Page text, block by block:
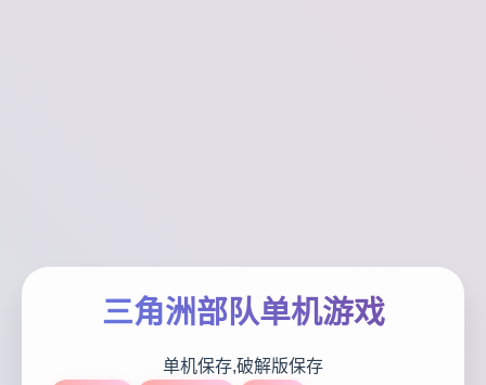
三角洲部队单机游戏
单机保存,破解版保存